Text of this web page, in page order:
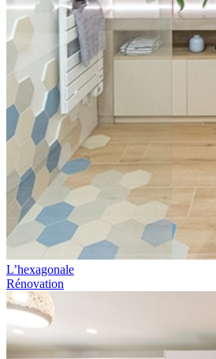
L’hexagonale
Rénovation